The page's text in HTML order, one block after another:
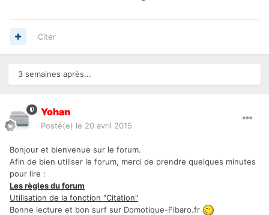
Citer
3 semaines après...
Yohan
Posté(e) le 20 avril 2015
Bonjour et bienvenue sur le forum.
Afin de bien utiliser le forum, merci de prendre quelques minutes
pour lire :
Les règles du forum
Utilisation de la fonction "Citation"
Bonne lecture et bon surf sur Domotique-Fibaro.fr